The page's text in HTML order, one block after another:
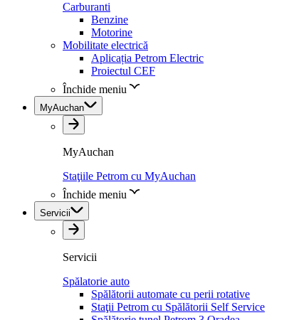
Carburanti
Benzine
Motorine
Mobilitate electrică
Aplicația Petrom Electric
Proiectul CEF
Închide meniu
MyAuchan
MyAuchan
Staţiile Petrom cu MyAuchan
Închide meniu
Servicii
Servicii
Spălatorie auto
Spălătorii automate cu perii rotative
Staţii Petrom cu Spălătorii Self Service